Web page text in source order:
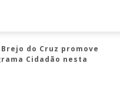
do Cruz promove
Cidadão nesta